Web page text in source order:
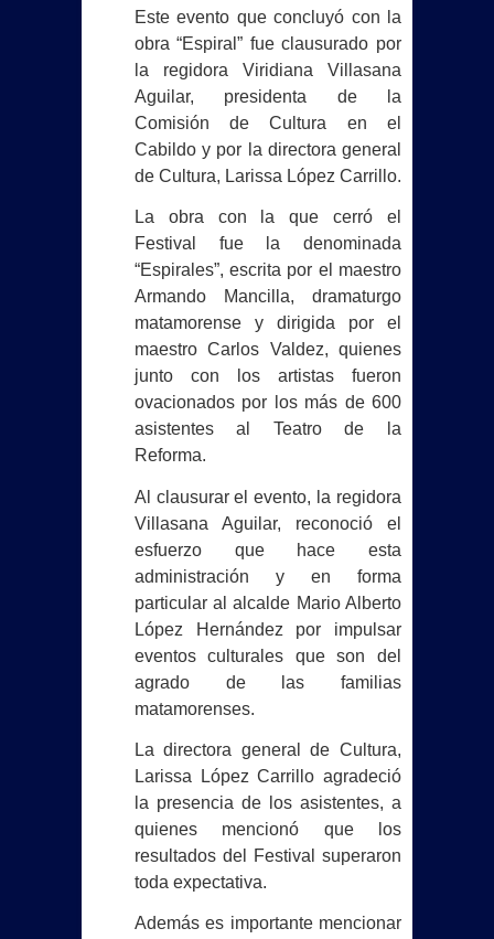
CBTIS 135 prevé publicar resultados
del examen de admisión el 10 de julio
Reforzarán retiro de vehículos
abandonados tras quejas ciudadanas
marca precedente nacional en
protección animal
BETO GRANADOS ESCUCHA A
VECINOS DE LA FIDEL VELÁZQUEZ II
Y ANUNCIA NUEVAS OBRAS
¡FUERTE GOLPE EN MATAMOROS!
DETIENEN A SEIS Y ASEGURAN
ARMAMENTO
REINAUGURA BETO GRANADOS
ÁREA VERDE EN NUEVO
Con ceremonia de graduación DIF
Matamoros despide a la generación
2025-2026 de los Centros
Asistenciales de Desarrollo Infantil
Reforma laboral protege a artistas
Este evento que concluyó con la
obra “Espiral” fue clausurado por
la regidora Viridiana Villasana
Aguilar, presidenta de la
Comisión de Cultura en el
Cabildo y por la directora general
de Cultura, Larissa López Carrillo.
La obra con la que cerró el
Festival fue la denominada
“Espirales”, escrita por el maestro
Armando Mancilla, dramaturgo
matamorense y dirigida por el
maestro Carlos Valdez, quienes
junto con los artistas fueron
ovacionados por los más de 600
asistentes al Teatro de la
Reforma.
Al clausurar el evento, la regidora
Villasana Aguilar, reconoció el
esfuerzo que hace esta
administración y en forma
particular al alcalde Mario Alberto
López Hernández por impulsar
eventos culturales que son del
agrado de las familias
matamorenses.
La directora general de Cultura,
Larissa López Carrillo agradeció
la presencia de los asistentes, a
quienes mencionó que los
resultados del Festival superaron
toda expectativa.
Además es importante mencionar